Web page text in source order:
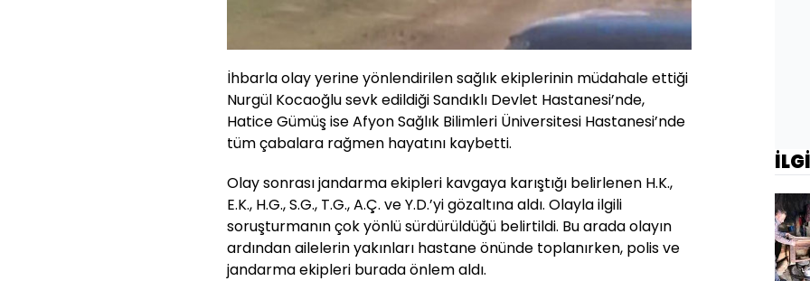
İhbarla olay yerine yönlendirilen sağlık ekiplerinin müdahale ettiği
Nurgül Kocaoğlu sevk edildiği Sandıklı Devlet Hastanesi’nde,
Hatice Gümüş ise Afyon Sağlık Bilimleri Üniversitesi Hastanesi’nde
tüm çabalara rağmen hayatını kaybetti.
Olay sonrası jandarma ekipleri kavgaya karıştığı belirlenen H.K.,
E.K., H.G., S.G., T.G., A.Ç. ve Y.D.’yi gözaltına aldı. Olayla ilgili
soruşturmanın çok yönlü sürdürüldüğü belirtildi. Bu arada olayın
ardından ailelerin yakınları hastane önünde toplanırken, polis ve
jandarma ekipleri burada önlem aldı.